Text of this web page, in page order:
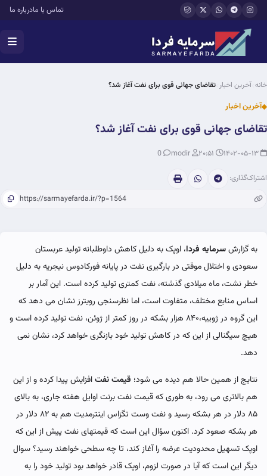
رفتن به محتوای اصلی تماس با مادرباره ما
خانه آخرین اخبار تقاضای جهانی قوی برای نفت آغاز شد؟
آخرین اخبار
تقاضای جهانی قوی برای نفت آغاز شد؟
اشتراک‌گذاری:
به گزارشسرمایه فردا، اوپک به دلیل کاهش داوطلبانه تولید عربستان
سعودی و اختلال موقتی در بارگیری نفت در پایانه فورکادوس نیجریه به دلیل
خطر نشت، ماه میلادی گذشته، نفت کمتری تولید کرده است. این آمار بر
اساس منابع مختلف، متفاوت است، اما نظرسنجی رویترز نشان می دهد که
این گروه در ژوییه،۸۴۰ هزار بشکه در روز کمتر از ژوئن، نفت تولید کرده است و
هیچ سیگنالی از این که در کاهش تولید خود بازنگری خواهد کرد، نشان نمی
دهد.
نتایج از همین حالا هم دیده می شود؛ قیمت نفتافزایش پیدا کرده و از این
هم بالاتری می رود، به طوری که قیمت نفت برنت اوایل هفته جاری، به بالای
۸۵ دلار در هر بشکه رسید و نفت وست تگزاس اینترمدیت هم به ۸۲ دلار در
هر بشکه صعود کرد. اکنون سؤال این است که قیمتهای نفت پیش از این که
اوپک تسهیل محدودیت عرضه را آغاز کند، تا چه سطحی خواهند رسید؟ سوال
دیگر این است که آیا در صورت لزوم، اوپک قادر خواهد بود تولید خود را به